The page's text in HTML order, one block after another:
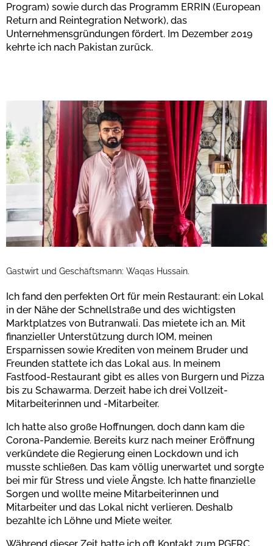
Program) sowie durch das Programm ERRIN (European
Return and Reintegration Network), das
Unternehmensgründungen fördert. Im Dezember 2019
kehrte ich nach Pakistan zurück.
Gastwirt und Geschäftsmann: Waqas Hussain.
Ich fand den perfekten Ort für mein Restaurant: ein Lokal
in der Nähe der Schnellstraße und des wichtigsten
Marktplatzes von Butranwali. Das mietete ich an. Mit
finanzieller Unterstützung durch IOM, meinen
Ersparnissen sowie Krediten von meinem Bruder und
Freunden stattete ich das Lokal aus. In meinem
Fastfood-Restaurant gibt es alles von Burgern und Pizza
bis zu Schawarma. Derzeit habe ich drei Vollzeit-
Mitarbeiterinnen und -Mitarbeiter.
Ich hatte also große Hoffnungen, doch dann kam die
Corona-Pandemie. Bereits kurz nach meiner Eröffnung
verkündete die Regierung einen Lockdown und ich
musste schließen. Das kam völlig unerwartet und sorgte
bei mir für Stress und viele Ängste. Ich hatte finanzielle
Sorgen und wollte meine Mitarbeiterinnen und
Mitarbeiter und das Lokal nicht verlieren. Deshalb
bezahlte ich Löhne und Miete weiter.